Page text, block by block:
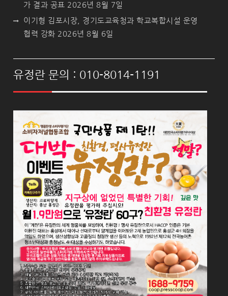
가 결과 공표 2026년 8월 7일
이기형 김포시장, 경기도교육청과 학교복합시설 운영
협력 강화 2026년 8월 6일
유정란 문의 : 010-8014-1191